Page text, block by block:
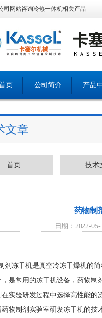
司网站咨询冷热一体机相关产品
页 公司简介 产品
文章
首页 技术
药物制
日期：2022-05-
冻干机是真空冷冻干燥机的简
，是常用的冻干机设备，药物制
实验研发过程中选择高性能的
药物制剂实验室研发冻干机的技